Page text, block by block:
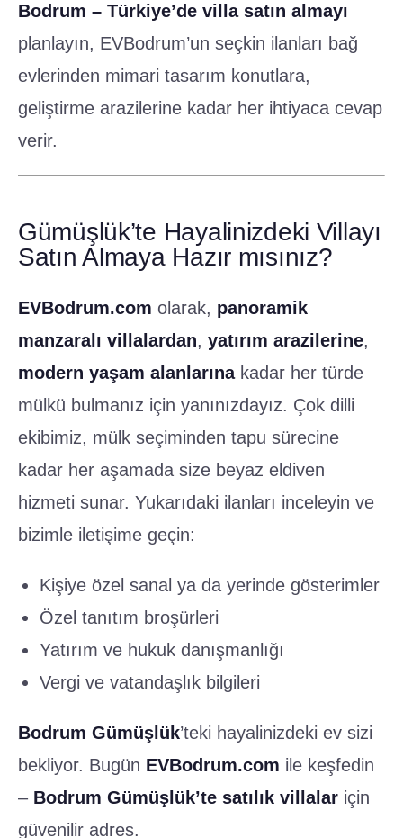
Bodrum – Türkiye’de villa satın almayı
planlayın, EVBodrum’un seçkin ilanları bağ
evlerinden mimari tasarım konutlara,
geliştirme arazilerine kadar her ihtiyaca cevap
verir.
Gümüşlük’te Hayalinizdeki Villayı
Satın Almaya Hazır mısınız?
EVBodrum.com olarak, panoramik
manzaralı villalardan, yatırım arazilerine,
modern yaşam alanlarınakadar her türde
mülkü bulmanız için yanınızdayız. Çok dilli
ekibimiz, mülk seçiminden tapu sürecine
kadar her aşamada size beyaz eldiven
hizmeti sunar. Yukarıdaki ilanları inceleyin ve
bizimle iletişime geçin:
Kişiye özel sanal ya da yerinde gösterimler
Özel tanıtım broşürleri
Yatırım ve hukuk danışmanlığı
Vergi ve vatandaşlık bilgileri
Bodrum Gümüşlük’teki hayalinizdeki ev sizi
bekliyor. Bugün EVBodrum.com ile keşfedin
– Bodrum Gümüşlük’te satılık villalar için
güvenilir adres.